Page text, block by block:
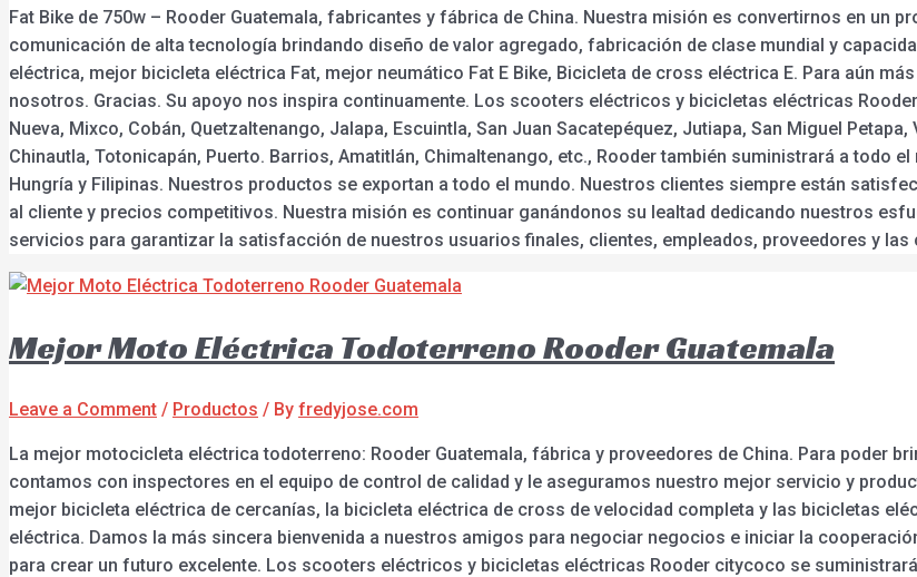
Fat Bike de 750w – Rooder Guatemala, fabricantes y fábrica de China. Nuestra misión es convertirnos en un
comunicación de alta tecnología brindando diseño de valor agregado, fabricación de clase mundial y
eléctrica, mejor bicicleta eléctrica Fat, mejor neumático Fat E Bike, Bicicleta de cross eléctrica E. Para aún
nosotros. Gracias. Su apoyo nos inspira continuamente. Los scooters eléctricos y bicicletas eléctricas
Nueva, Mixco, Cobán, Quetzaltenango, Jalapa, Escuintla, San Juan Sacatepéquez, Jutiapa, San Miguel
Chinautla, Totonicapán, Puerto. Barrios, Amatitlán, Chimaltenango, etc., Rooder también suministrará a todo
Hungría y Filipinas. Nuestros productos se exportan a todo el mundo. Nuestros clientes siempre están
al cliente y precios competitivos. Nuestra misión es continuar ganándonos su lealtad dedicando nuestros
servicios para garantizar la satisfacción de nuestros usuarios finales, clientes, empleados, proveedores y
Mejor Moto Eléctrica Todoterreno Rooder Guatemala
Leave a Comment / Productos / By fredyjose.com
La mejor motocicleta eléctrica todoterreno: Rooder Guatemala, fábrica y proveedores de China. Para poder
contamos con inspectores en el equipo de control de calidad y le aseguramos nuestro mejor servicio y
mejor bicicleta eléctrica de cercanías, la bicicleta eléctrica de cross de velocidad completa y las bicicletas
eléctrica. Damos la más sincera bienvenida a nuestros amigos para negociar negocios e iniciar la
para crear un futuro excelente. Los scooters eléctricos y bicicletas eléctricas Rooder citycoco se